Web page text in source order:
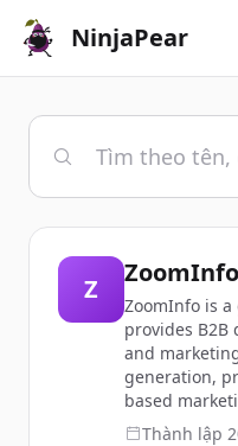
NinjaPear
Z
ZoomInfo
ZoomInfo is
provides B2B
and
generation,
based
Thành lập